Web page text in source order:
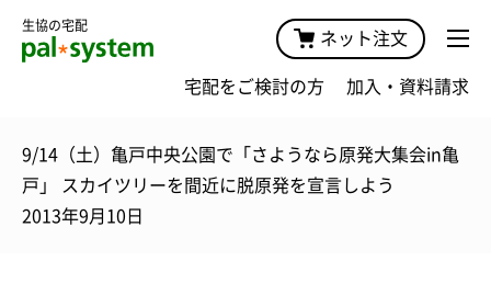
生協の宅配
ネット注文
宅配をご検討の方 加入・資料請求
9/14（土）亀戸中央公園で「さようなら原発大集会in亀
戸」 スカイツリーを間近に脱原発を宣言しよう
2013年9月10日